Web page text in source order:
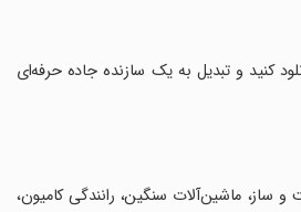
کنید و تبدیل به یک سازنده جاده حرفه‌ای
ساز، ماشین‌آلات سنگین، رانندگی کامیون،